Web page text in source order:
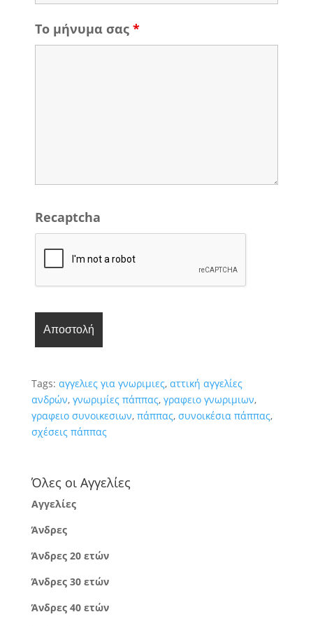
Το μήνυμα σας *
Recaptcha
Tags: αγγελιες για γνωριμιες, αττική αγγελίες
ανδρών, γνωριμίες πάππας, γραφειο γνωριμιων,
γραφειο συνοικεσιων, πάππας, συνοικέσια πάππας,
σχέσεις πάππας
Όλες οι Αγγελίες
Αγγελίες
Άνδρες
Άνδρες 20 ετών
Άνδρες 30 ετών
Άνδρες 40 ετών